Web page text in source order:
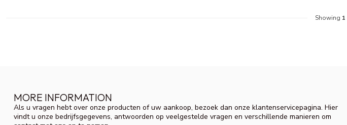
Showing 1
MORE INFORMATION
Als u vragen hebt over onze producten of uw aankoop, bezoek dan onze klantenservicepagina. Hier
vindt u onze bedrijfsgegevens, antwoorden op veelgestelde vragen en verschillende manieren om